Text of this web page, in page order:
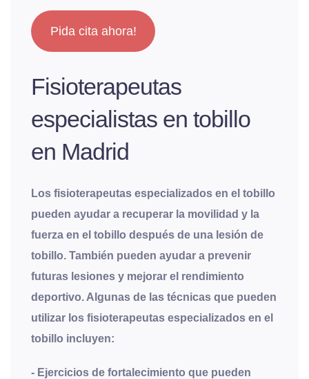
Pida cita ahora!
Fisioterapeutas
especialistas en tobillo
en Madrid
Los fisioterapeutas especializados en el tobillo
pueden ayudar a recuperar la movilidad y la
fuerza en el tobillo después de una lesión de
tobillo. También pueden ayudar a prevenir
futuras lesiones y mejorar el rendimiento
deportivo. Algunas de las técnicas que pueden
utilizar los fisioterapeutas especializados en el
tobillo incluyen:
- Ejercicios de fortalecimiento que pueden